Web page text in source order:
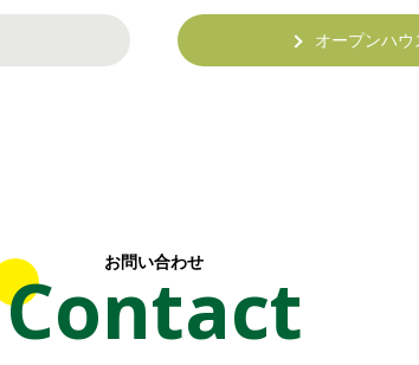
オープンハウ
お問い合わせ
Contact